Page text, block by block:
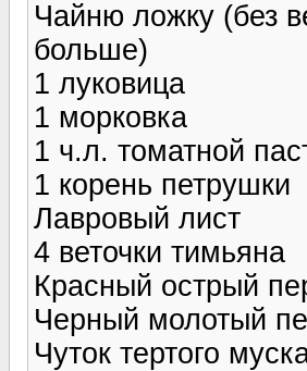
Чайню ложку (без
больше)
1 луковица
1 морковка
1 ч.л. томатной
1 корень петрушки
Лавровый лист
4 веточки тимьяна
Красный острый
Черный молотый
Чуток тертого